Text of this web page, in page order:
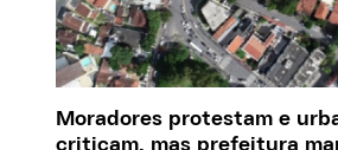
Moradores protestam e
criticam, mas prefeitura